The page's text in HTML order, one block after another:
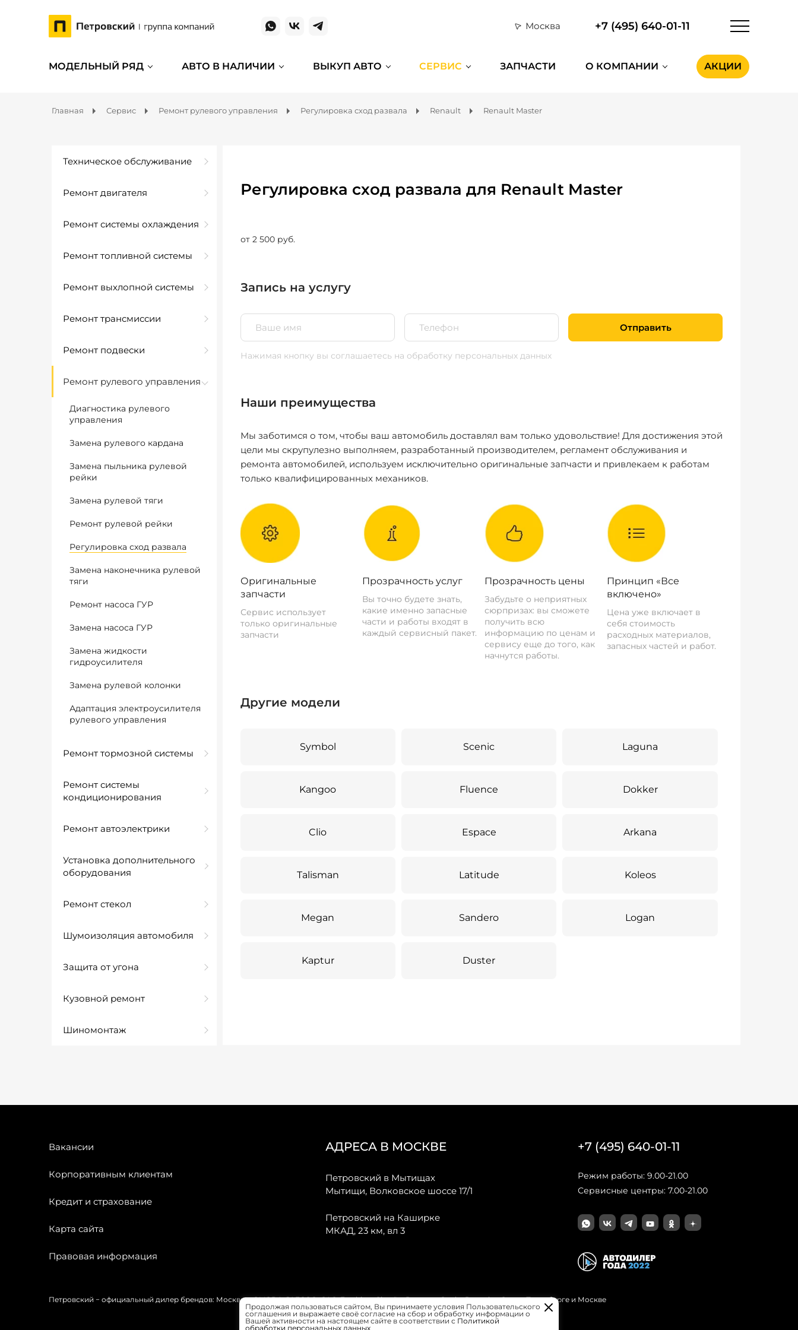
Москва +7 (495) 640-01-11
МОДЕЛЬНЫЙ РЯД АВТО В НАЛИЧИИ ВЫКУП АВТО СЕРВИС ЗАПЧАСТИ О КОМПАНИИ АКЦИИ
Главная Сервис Ремонт рулевого управления Регулировка сход развала Renault Renault Master
Техническое обслуживание
Ремонт двигателя
Ремонт системы охлаждения
Ремонт топливной системы
Ремонт выхлопной системы
Ремонт трансмиссии
Ремонт подвески
Ремонт рулевого управления
Диагностика рулевого
управления
Замена рулевого кардана
Замена пыльника рулевой
рейки
Замена рулевой тяги
Ремонт рулевой рейки
Регулировка сход развала
Замена наконечника рулевой
тяги
Ремонт насоса ГУР
Замена насоса ГУР
Замена жидкости
гидроусилителя
Замена рулевой колонки
Адаптация электроусилителя
рулевого управления
Ремонт тормозной системы
Ремонт системы
кондиционирования
Ремонт автоэлектрики
Установка дополнительного
оборудования
Ремонт стекол
Шумоизоляция автомобиля
Защита от угона
Кузовной ремонт
Шиномонтаж
Регулировка сход развала для Renault Master
от 2 500 руб.
Запись на услугу
Отправить
Нажимая кнопку вы соглашаетесь на обработку персональных данных
Наши преимущества
Мы заботимся о том, чтобы ваш автомобиль доставлял вам только удовольствие! Для достижения этой
цели мы скрупулезно выполняем, разработанный производителем, регламент обслуживания и
ремонта автомобилей, используем исключительно оригинальные запчасти и привлекаем к работам
только квалифицированных механиков.
Оригинальные
запчасти
Сервис использует
только оригинальные
запчасти
Прозрачность услуг
Вы точно будете знать,
какие именно запасные
части и работы входят в
каждый сервисный пакет.
Прозрачность цены
Забудьте о неприятных
сюрпризах: вы сможете
получить всю
информацию по ценам и
сервису еще до того, как
начнутся работы.
Принцип «Все
включено»
Цена уже включает в
себя стоимость
расходных материалов,
запасных частей и работ.
Другие модели
Symbol Scenic Laguna
Kangoo Fluence Dokker
Clio Espace Arkana
Talisman Latitude Koleos
Megan Sandero Logan
Kaptur Duster
Вакансии
Корпоративным клиентам
Кредит и страхование
Карта сайта
Правовая информация
АДРЕСА В МОСКВЕ
Петровский в Мытищах
Мытищи, Волковское шоссе 17/1
Петровский на Каширке
МКАД, 23 км, вл 3
+7 (495) 640-01-11
Режим работы: 9.00-21.00
Сервисные центры: 7.00-21.00
Петровский − официальный дилер брендов: Москвич, OMODA, JAECOO, GAC, Forthing, Citroёn, Peugeot, Opel и Renault в Санкт-Петербурге и Москве
Продолжая пользоваться сайтом, Вы принимаете условия Пользовательского
соглашения и выражаете своё согласие на сбор и обработку информации о
Вашей активности на настоящем сайте в соответствии с Политикой
обработки персональных данных